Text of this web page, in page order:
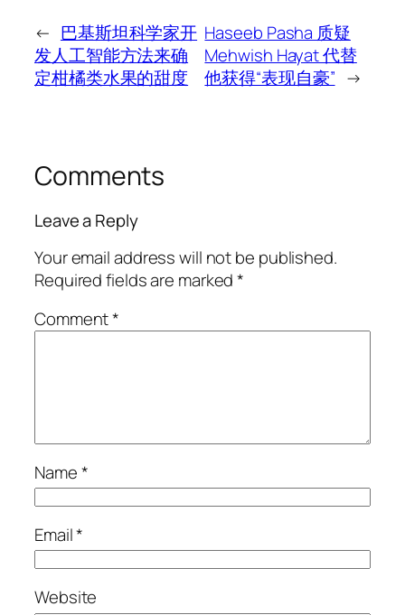
← 巴基斯坦科学家开
发人工智能方法来确
定柑橘类水果的甜度
Haseeb Pasha 质疑
Mehwish Hayat 代替
他获得“表现自豪” →
Comments
Leave a Reply
Your email address will not be published.
Required fields are marked*
Comment*
Name*
Email*
Website